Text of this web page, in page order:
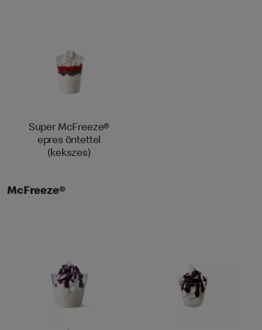
Super McFreeze®
epres öntettel
(kekszes)
McFreeze®